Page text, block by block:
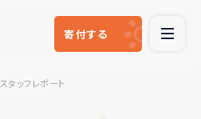
寄付する
スタッフレポート